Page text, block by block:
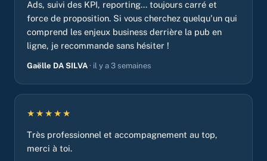
Ads, suivi des KPI, reporting... toujours carré et
force de proposition. Si vous cherchez quelqu'un qui
comprend les enjeux business derrière la pub en
ligne, je recommande sans hésiter !
Gaëlle DA SILVA · il y a 3 semaines
★★★★★
Très professionnel et accompagnement au top,
merci à toi.